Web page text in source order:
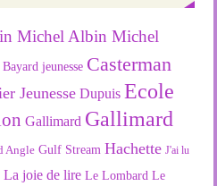
Michel Albin Michel
Bayard jeunesse Casterman
Jeunesse Dupuis Ecole
Gallimard Gallimard
Angle Gulf Stream Hachette J'ai lu
La joie de lire Le Lombard Le